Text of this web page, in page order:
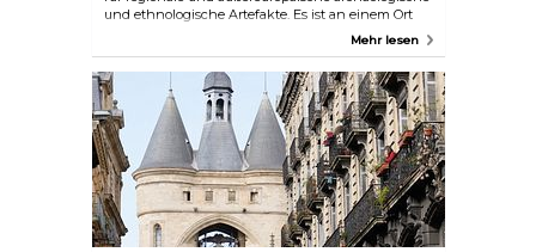
und ethnologische Artefakte. Es ist an einem Ort
untergebracht, der einst ein Kloster aus dem 16.
Einblick in die Geschichte von Bordeaux und
Aquitanien. Mit mehr als 70.000 Exponaten, die die
Geschichte der Region von der Vorgeschichte bis
zur Gegenwart darstellen, sowie 5.000 Artefakten
aus Afrika und Ozeanien bietet das Museum einen
umfassenden Einblick in die reiche Vergangenheit
der Stadt und ihre Hafengeschichte.
Mehr lesen